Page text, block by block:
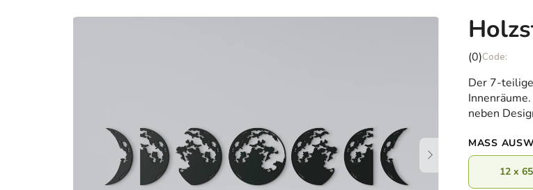
Die
ist
0,0
5
Sternen.
(0)
Der 7-
neben
MASS
12 x